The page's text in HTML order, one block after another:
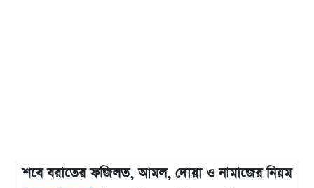
শবে বরাতের ফজিলত, আমল, দোয়া ও নামাজের নিয়ম